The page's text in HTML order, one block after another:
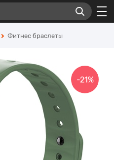
Фитнес браслеты
-21%